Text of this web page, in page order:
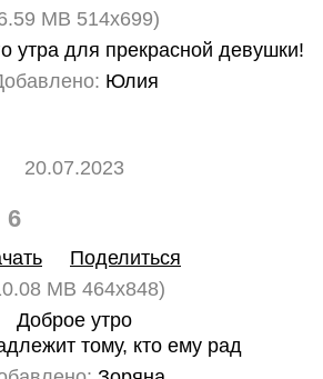
MB 514x699)
утра для прекрасной девушки!
Юлия
20.07.2023
6
Поделиться
MB 464x848)
Доброе утро
тому, кто ему рад